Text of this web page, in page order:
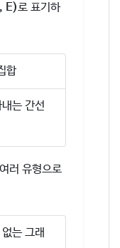
E)로 표기하
합
는 간선
러 유형으로
는 그래